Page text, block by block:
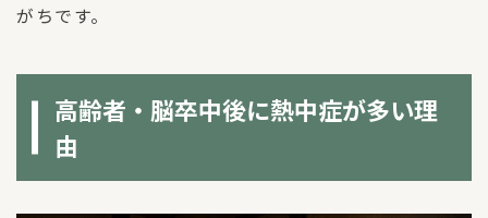
がちです。
高齢者・脳卒中後に熱中症が多い理
由